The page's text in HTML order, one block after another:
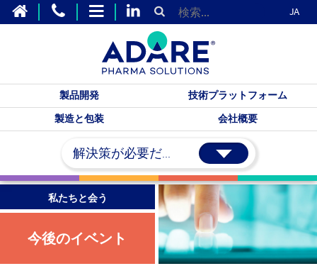
JA
製品開発
技術プラットフォーム
製造と包装
会社概要
解決策が必要だ...
私たちと会う
今後のイベント